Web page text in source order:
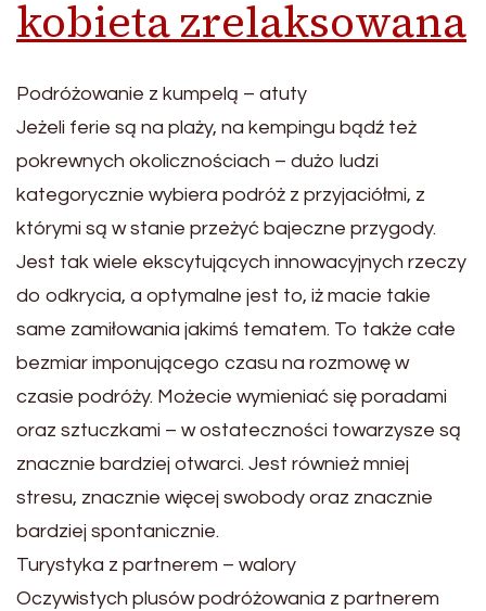
kobieta zrelaksowana
Podróżowanie z kumpelą – atuty
Jeżeli ferie są na plaży, na kempingu bądź też
pokrewnych okolicznościach – dużo ludzi
kategorycznie wybiera podróż z przyjaciółmi, z
którymi są w stanie przeżyć bajeczne przygody.
Jest tak wiele ekscytujących innowacyjnych rzeczy
do odkrycia, a optymalne jest to, iż macie takie
same zamiłowania jakimś tematem. To także całe
bezmiar imponującego czasu na rozmowę w
czasie podróży. Możecie wymieniać się poradami
oraz sztuczkami – w ostateczności towarzysze są
znacznie bardziej otwarci. Jest również mniej
stresu, znacznie więcej swobody oraz znacznie
bardziej spontanicznie.
Turystyka z partnerem – walory
Oczywistych plusów podróżowania z partnerem